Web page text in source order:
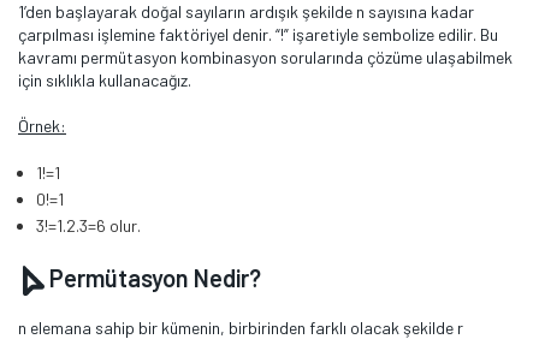
1’den başlayarak doğal sayıların ardışık şekilde n sayısına kadar
çarpılması işlemine faktöriyel denir. “!” işaretiyle sembolize edilir. Bu
kavramı permütasyon kombinasyon sorularında çözüme ulaşabilmek
için sıklıkla kullanacağız.
Örnek:
1!=1
0!=1
3!=1.2.3=6 olur.
Permütasyon Nedir?
n elemana sahip bir kümenin, birbirinden farklı olacak şekilde r